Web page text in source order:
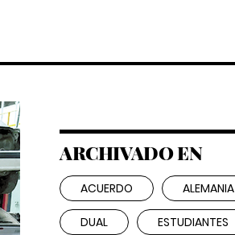
ARCHIVADO EN
ACUERDO ALEMANIA
DUAL ESTUDIANTES